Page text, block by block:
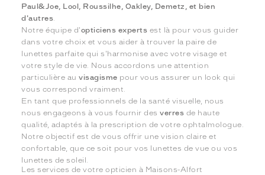
Paul&Joe, Lool, Roussilhe, Oakley, Demetz, et bien
d'autres.
Notre équipe d'opticiens experts est là pour vous guider
dans votre choix et vous aider à trouver la paire de
lunettes parfaite qui s'harmonise avec votre visage et
votre style de vie. Nous accordons une attention
particulière auvisagisme pour vous assurer un look qui
vous correspond vraiment.
En tant que professionnels de la santé visuelle, nous
nous engageons à vous fournir desverres de haute
qualité, adaptés à la prescription de votre ophtalmologue.
Notre objectif est de vous offrir une vision claire et
confortable, que ce soit pour vos lunettes de vue ou vos
lunettes de soleil.
Les services de votre opticien à Maisons-Alfort